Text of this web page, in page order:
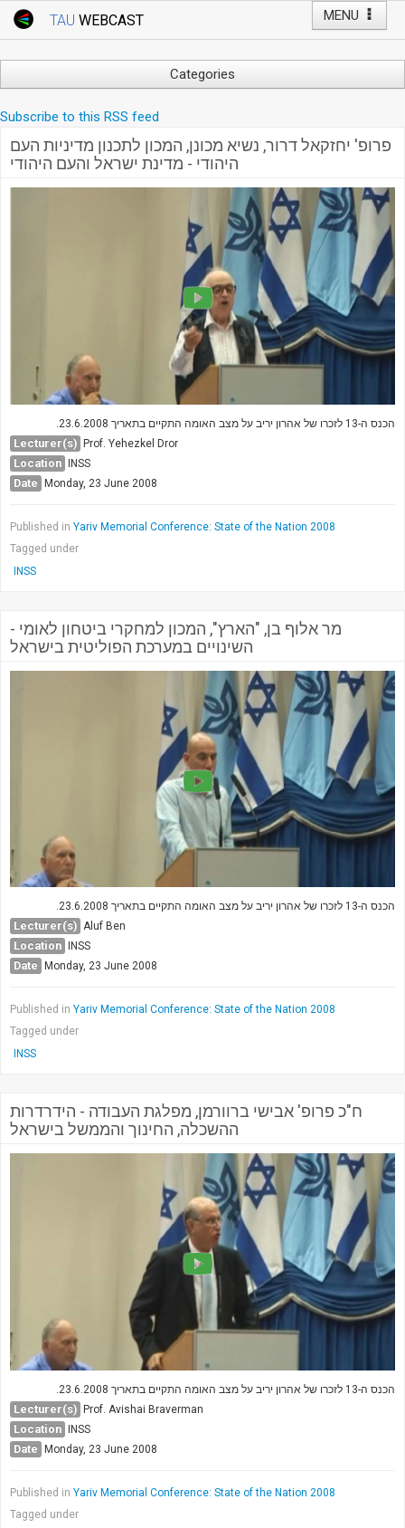
MENU
TAU WEBCAST
Webcast: Courses
Events
Live Webcast
Categories
Computers
Medicine & Life Sciences
Society & Politics
TAU General
SEARCH
Search
Subscribe to this RSS feed
פרופ' יחזקאל דרור, נשיא מכונן, המכון לתכנון מדיניות העם
היהודי - מדינת ישראל והעם היהודי
הכנס ה-13 לזכרו של אהרון יריב על מצב האומה התקיים בתאריך 23.6.2008.
Lecturer(s) Prof. Yehezkel Dror
Location INSS
Date Monday, 23 June 2008
Published in Yariv Memorial Conference: State of the Nation 2008
Tagged under
INSS
מר אלוף בן, "הארץ", המכון למחקרי ביטחון לאומי -
השינויים במערכת הפוליטית בישראל
הכנס ה-13 לזכרו של אהרון יריב על מצב האומה התקיים בתאריך 23.6.2008.
Lecturer(s) Aluf Ben
Location INSS
Date Monday, 23 June 2008
Published in Yariv Memorial Conference: State of the Nation 2008
Tagged under
INSS
ח"כ פרופ' אבישי ברוורמן, מפלגת העבודה - הידרדרות
ההשכלה, החינוך והממשל בישראל
הכנס ה-13 לזכרו של אהרון יריב על מצב האומה התקיים בתאריך 23.6.2008.
Lecturer(s) Prof. Avishai Braverman
Location INSS
Date Monday, 23 June 2008
Published in Yariv Memorial Conference: State of the Nation 2008
Tagged under